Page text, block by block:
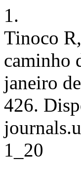
1.
Tinoco
caminho
janeiro
426.
1_20